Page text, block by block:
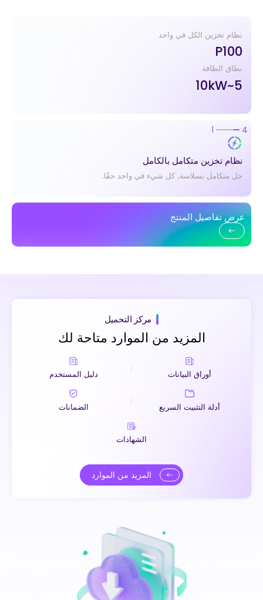
نظام تخزين الكل في واحد
P100
نطاق الطاقة
5~10kW
الأقل هو الأكثر
تصميم أنيق وبسيط لتركيب سهل في خطوة واحدة.
2 4
عرض تفاصيل المنتج
مركز التحميل
المزيد من الموارد متاحة لك
أوراق البيانات دليل المستخدم
أدلة التثبيت السريع الضمانات
الشهادات
المزيد من الموارد